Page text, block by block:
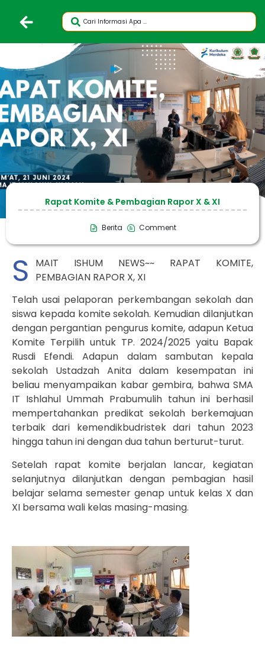
Rapat Komite & Pembagian Rapor X & XI
Berita Comment
S
MAIT ISHUM NEWS~~ RAPAT KOMITE,
PEMBAGIAN RAPOR X, XI
Telah usai pelaporan perkembangan sekolah dan
siswa kepada komite sekolah. Kemudian dilanjutkan
dengan pergantian pengurus komite, adapun Ketua
Komite Terpilih untuk TP. 2024/2025 yaitu Bapak
Rusdi Efendi. Adapun dalam sambutan kepala
sekolah Ustadzah Anita dalam kesempatan ini
beliau menyampaikan kabar gembira, bahwa SMA
IT Ishlahul Ummah Prabumulih tahun ini berhasil
mempertahankan predikat sekolah berkemajuan
terbaik dari kemendikbudristek dari tahun 2023
hingga tahun ini dengan dua tahun berturut-turut.
Setelah rapat komite berjalan lancar, kegiatan
selanjutnya dilanjutkan dengan pembagian hasil
belajar selama semester genap untuk kelas X dan
XI bersama wali kelas masing-masing.